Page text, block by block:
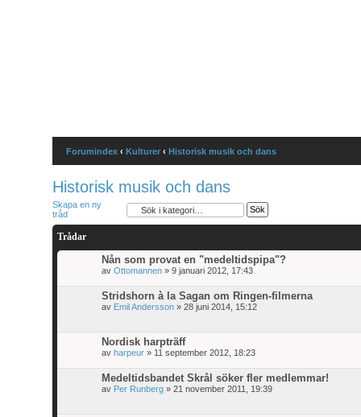
Forumindex ‹ Kulturer ‹ Historisk musik och dans
Historisk musik och dans
Skapa en ny
tråd
Trådar
Nån som provat en "medeltidspipa"?
av Ottomannen » 9 januari 2012, 17:43
Stridshorn à la Sagan om Ringen-filmerna
av Emil Andersson » 28 juni 2014, 15:12
Nordisk harpträff
av harpeur » 11 september 2012, 18:23
Medeltidsbandet Skrål söker fler medlemmar!
av Per Runberg » 21 november 2011, 19:39